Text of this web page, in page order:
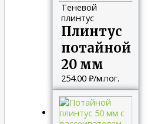
Теневой
плинтус
Плинтус
потайной
20 мм
254.00₽/м.пог.